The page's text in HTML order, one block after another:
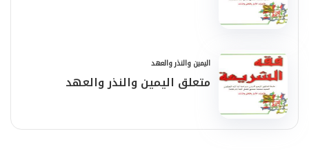
اليمين والنذر والعهد
متعلق اليمين والنذر والعهد